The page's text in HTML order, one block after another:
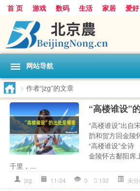
首 页 游戏 数码 生活 家居 爱好
互联网
手机 购物
网站导航
> 作者“jzg”的文章
“高楼谁设”
“高楼谁设”出自
韵和贺方回金陵
“高楼谁设”全诗
金陵怀古鄱阳席
千里，...
jzg 11-24 0 132 未